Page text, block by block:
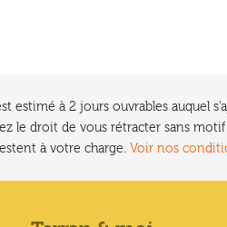
estimé à 2 jours ouvrables auquel
le droit de vous rétracter sans
à votre charge. Voir nos